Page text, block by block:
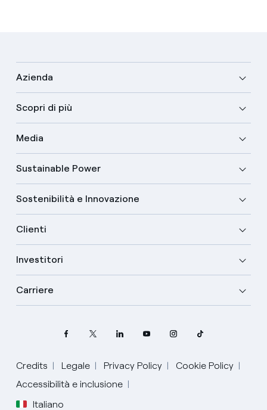
Azienda
Scopri di più
Media
Sustainable Power
Sostenibilità e Innovazione
Clienti
Investitori
Carriere
Credits Legale Privacy Policy
Cookie Policy
Accessibilità e inclusione
Italiano